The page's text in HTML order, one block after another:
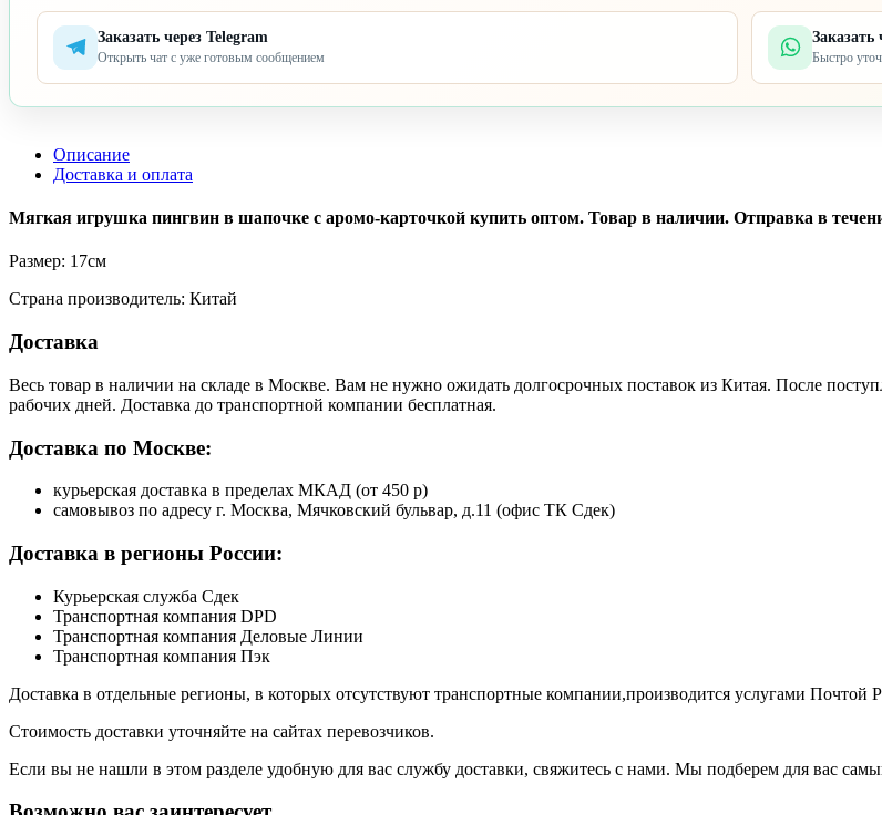
Заказать через Telegram
Открыть чат с уже готовым сообщением
Заказать
Быстро
Описание
Доставка и оплата
Мягкая игрушка пингвин в шапочке с аромо-карточкой купить оптом. Товар в наличии. Отправка в
Размер: 17см
Страна производитель: Китай
Доставка
Весь товар в наличии на складе в Москве. Вам не нужно ожидать долгосрочных поставок из Китая. После
рабочих дней. Доставка до транспортной компании бесплатная.
Доставка по Москве:
курьерская доставка в пределах МКАД (от 450 р)
самовывоз по адресу г. Москва, Мячковский бульвар, д.11 (офис ТК Сдек)
Доставка в регионы России:
Курьерская служба Сдек
Транспортная компания DPD
Транспортная компания Деловые Линии
Транспортная компания Пэк
Доставка в отдельные регионы, в которых отсутствуют транспортные компании,производится услугами Почтой
Стоимость доставки уточняйте на сайтах перевозчиков.
Если вы не нашли в этом разделе удобную для вас службу доставки, свяжитесь с нами. Мы подберем для вас